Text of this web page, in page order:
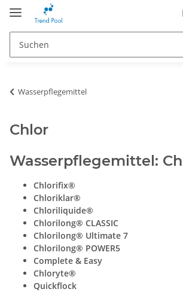
Wasserpflegemittel
Chlor
Wasserpflegemittel:
Chlorifix®
Chloriklar®
Chloriliquide®
Chlorilong® CLASSIC
Chlorilong® Ultimate 7
Chlorilong® POWER5
Complete & Easy
Chloryte®
Quickflock